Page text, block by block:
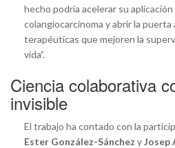
hecho podría acelerar su
colangiocarcinoma y abrir la puerta
terapéuticas que mejoren la
vida”.
Ciencia colaborativa
invisible
El trabajo ha contado con la
Ester González-Sánchez yJosep